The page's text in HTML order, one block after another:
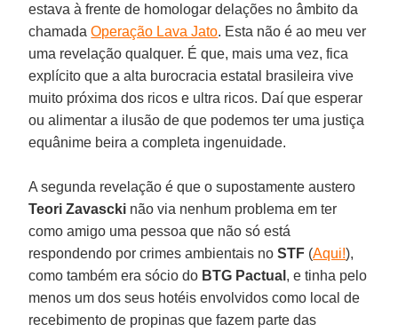
estava à frente de homologar delações no âmbito da
chamadaOperação Lava Jato. Esta não é ao meu ver
uma revelação qualquer. É que, mais uma vez, fica
explícito que a alta burocracia estatal brasileira vive
muito próxima dos ricos e ultra ricos. Daí que esperar
ou alimentar a ilusão de que podemos ter uma justiça
equânime beira a completa ingenuidade.
A segunda revelação é que o supostamente austero
Teori Zavascki não via nenhum problema em ter
como amigo uma pessoa que não só está
respondendo por crimes ambientais noSTF (Aqui!),
como também era sócio do BTG Pactual , e tinha pelo
menos um dos seus hotéis envolvidos como local de
recebimento de propinas que fazem parte das